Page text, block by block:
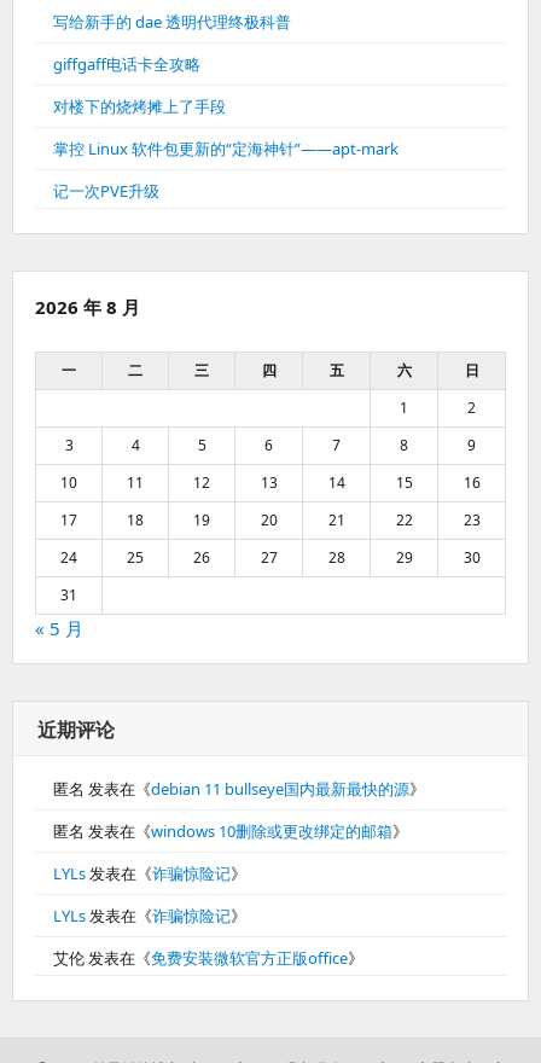
写给新手的 dae 透明代理终极科普
giffgaff电话卡全攻略
对楼下的烧烤摊上了手段
掌控 Linux 软件包更新的“定海神针”——apt-mark
记一次PVE升级
2026 年 8 月
一 二 三 四 五 六
日
1
2
3
4 5 6 7 8
9
10
11 12 13 14 15
16
17
18 19 20 21 22
23
24
25 26 27 28 29
30
31
« 5 月
近期评论
匿名 发表在《debian 11 bullseye国内最新最快的源》
匿名 发表在《windows 10删除或更改绑定的邮箱》
LYLs发表在《诈骗惊险记》
LYLs发表在《诈骗惊险记》
艾伦发表在《免费安装微软官方正版office》